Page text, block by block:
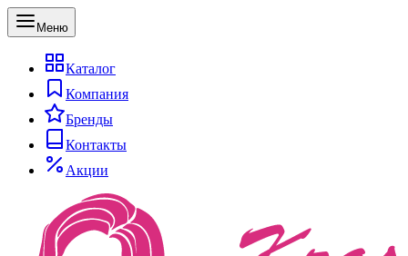
Меню
Каталог
Компания
Бренды
Контакты
Акции